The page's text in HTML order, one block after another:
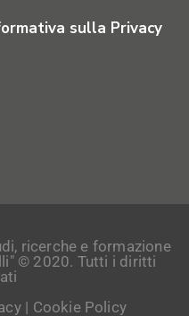
sulla Privacy
ricerche e formazione
© 2020. Tutti i diritti
| Cookie Policy